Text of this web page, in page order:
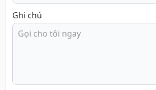
Ghi chú